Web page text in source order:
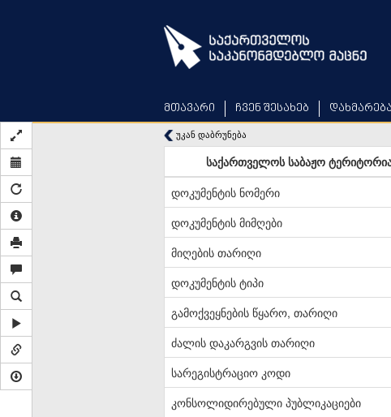
მთავარი ჩვენ შესახებ დახმარება
უკან დაბრუნება
საქართველოს საბაჟო
დოკუმენტის ნომერი
დოკუმენტის მიმღები
მიღების თარიღი
დოკუმენტის ტიპი
გამოქვეყნების წყარო, თარიღი
ძალის დაკარგვის თარიღი
სარეგისტრაციო კოდი
კონსოლიდირებული პუბლიკაციები